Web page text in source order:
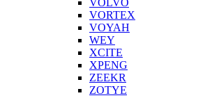
VOLVO
VORTEX
VOYAH
WEY
XCITE
XPENG
ZEEKR
ZOTYE